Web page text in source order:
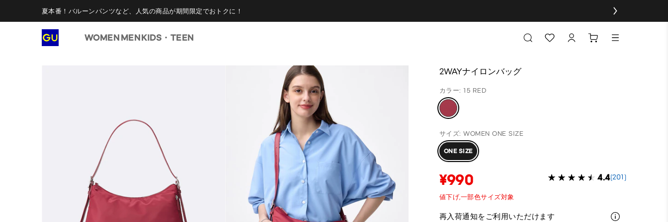
夏本番！バルーンパンツなど、人気の商品が期間限定でおトクに！
WOMEN MENKIDS・TEEN
2WAYナイロンバッグ
カラー: 15 RED
サイズ: WOMEN ONE SIZE
ONE SIZE
¥990 4.4(201)
値下げ,一部色サイズ対象
再入荷通知をご利用いただけます